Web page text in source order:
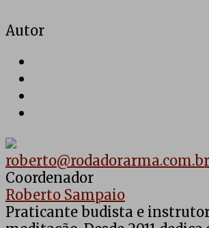
Autor
roberto@rodadorarma.com.br
Coordenador
Roberto Sampaio
Praticante budista e